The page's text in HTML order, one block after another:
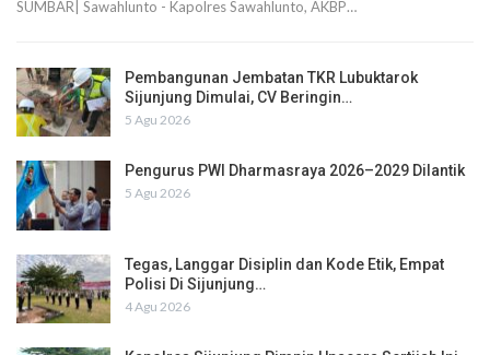
SUMBAR| Sawahlunto - Kapolres Sawahlunto, AKBP…
Pembangunan Jembatan TKR Lubuktarok
Sijunjung Dimulai, CV Beringin…
5 Agu 2026
Pengurus PWI Dharmasraya 2026–2029 Dilantik
5 Agu 2026
Tegas, Langgar Disiplin dan Kode Etik, Empat
Polisi Di Sijunjung…
4 Agu 2026